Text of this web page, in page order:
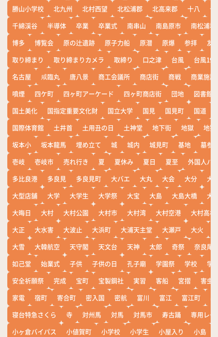
勝山小学校
北九州 北村西望 北松浦郡 北高来郡 十八
十
千綿渓谷
半導体 卒業 卒業式 南串山 南島原市
南松浦郡
博多
博覧会 原の辻遺跡 原子力船 原潜 原爆 参拝
友
取り締まり
取り締まりカメラ 取締り 口之津 台風
台風19
名古屋
咸臨丸 唐八景 商工会議所 商店街 商戦
商業施設
噴煙
四ケ町 四ヶ町アーケード 四ヶ町商店街 団地
図書館
国土美化
国指定重要文化財 国立大学 国見 国見町 国道
国際体育館
土井首 土用丑の日 土神堂 地下街 地獄
地獄
坂本小
坂本龍馬 埋め立て 城 城内 城見町 基地
墓参
壱岐
壱岐市 売れ行き 夏 夏休み 夏日 夏至
外国人バ
多比良港
多良見 多良見町 大バエ 大丸 大会 大分
大
大型店舗
大学 大学生 大学祭 大宝 大島 大島大橋
大
大晦日
大村 大村公園 大村市 大村湾 大村空港
大村高校
大正
大水害 大波止 大浜町 大浦天主堂 大瀬戸 大火
大雪
大韓航空 天守閣 天文台 天神 太郎 奇祭
奈良尾
如己堂
始業式 子供 子供の日 孔子廟 学園祭 学校
学
安全祈願祭
完成 宝町 宝製鋼社 実習 客船 宮摺
害虫
家電
宿町 寄合町 密入国 密航 富川 富江 富江町
寝台特急さくら
寺 対州馬 対馬 対馬市 寿古踊
専用レー
小ヶ倉バイパス
小値賀町 小学校 小学生 小屋入り 小島